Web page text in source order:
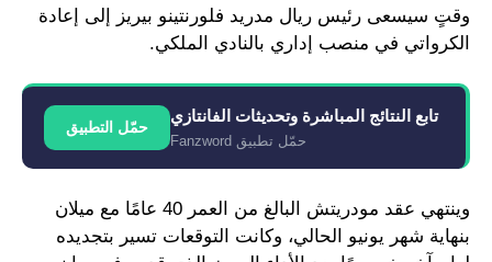
وقتٍ سيسعى رئيس ريال مدريد فلورنتينو بيريز إلى إعادة
الكرواتي في منصب إداري بالنادي الملكي.
تابع النتائج المباشرة وتحديثات الفانتازي
حمّل تطبيق Fanzword
حمّل التطبيق
وينتهي عقد مودريتش البالغ من العمر 40 عامًا مع ميلان
بنهاية شهر يونيو الحالي، وكانت التوقعات تسير بتجديده